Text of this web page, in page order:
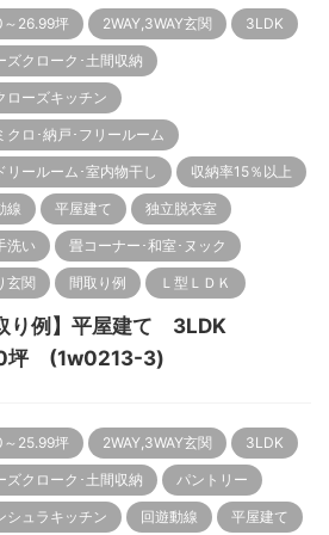
26.99坪 2WAY,3WAY玄関 3LDK
ズクローク･土間収納
ローズキッチン
クロ･納戸･フリールーム
リールーム･室内物干し 収納率15％以上
線 平屋建て 独立脱衣室
洗い 畳コーナー･和室･ヌック
玄関 間取り例 Ｌ型ＬＤＫ
り例】平屋建て 3LDK
坪 (1w0213-3)
25.99坪 2WAY,3WAY玄関 3LDK
ズクローク･土間収納 パントリー
シュラキッチン 回遊動線 平屋建て